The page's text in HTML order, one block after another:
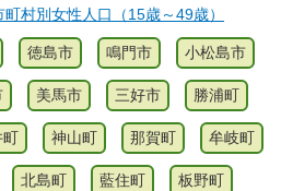
村別女性人口（15歳～49歳）
徳島市 鳴門市 小松島市
美馬市 三好市 勝浦町
町 神山町 那賀町 牟岐町
北島町 藍住町 板野町